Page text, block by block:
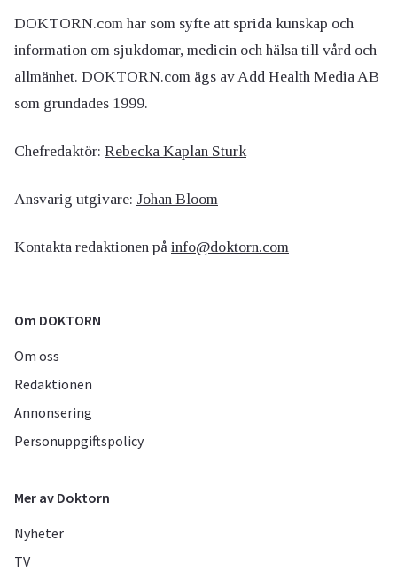
DOKTORN.com har som syfte att sprida kunskap och
information om sjukdomar, medicin och hälsa till vård och
allmänhet. DOKTORN.com ägs av Add Health Media AB
som grundades 1999.
Chefredaktör: Rebecka Kaplan Sturk
Ansvarig utgivare: Johan Bloom
Kontakta redaktionen på info@doktorn.com
Om DOKTORN
Om oss
Redaktionen
Annonsering
Personuppgiftspolicy
Mer av Doktorn
Nyheter
TV